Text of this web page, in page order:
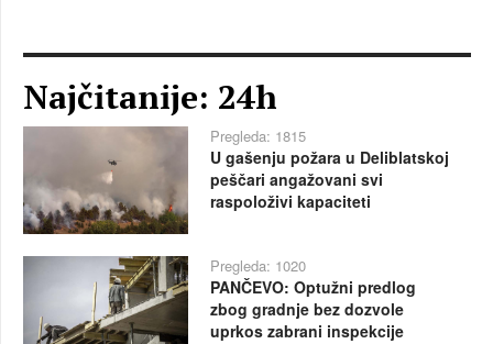
Najčitanije: 24h
Pregleda: 1815
U gašenju požara u Deliblatskoj
peščari angažovani svi
raspoloživi kapaciteti
Pregleda: 1020
PANČEVO: Optužni predlog
zbog gradnje bez dozvole
uprkos zabrani inspekcije